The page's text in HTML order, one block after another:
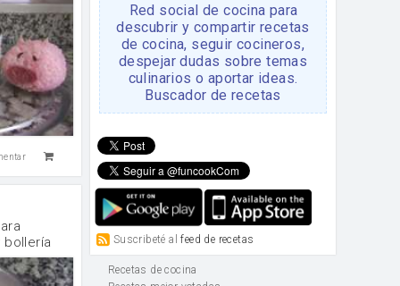
bollería
Red social de cocina para
descubrir y compartir recetas
de cocina, seguir cocineros,
despejar dudas sobre temas
culinarios o aportar ideas.
Buscador de recetas
Suscribeté alfeed de recetas
Recetas de cocina